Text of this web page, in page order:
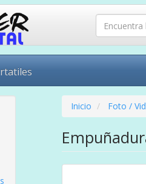
Inicio Foto /